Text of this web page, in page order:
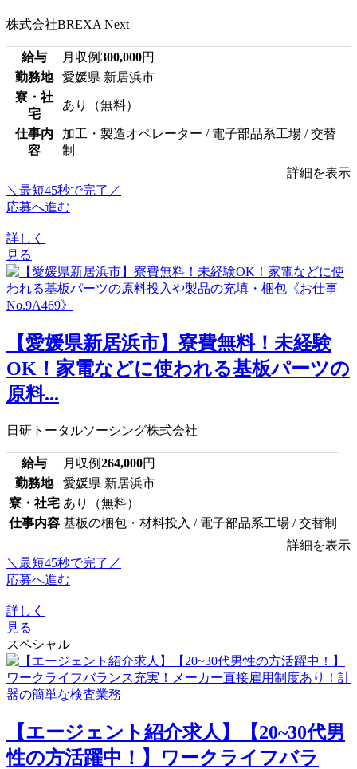
株式会社BREXA Next
給与 月収例300,000円
勤務地
愛媛県 新居浜市
寮・社
宅
あり（無料）
仕事内
容
加工・製造オペレーター / 電子部品系工場 / 交替
制
詳細を表示
＼最短45秒で完了／
応募へ進む
詳しく
見る
【愛媛県新居浜市】寮費無料！未経験
OK！家電などに使われる基板パーツの
原料...
日研トータルソーシング株式会社
給与 月収例264,000円
勤務地
愛媛県 新居浜市
寮・社宅 あり（無料）
仕事内容 基板の梱包・材料投入 / 電子部品系工場 / 交替制
詳細を表示
＼最短45秒で完了／
応募へ進む
詳しく
見る
スペシャル
【エージェント紹介求人】【20~30代男
性の方活躍中！】ワークライフバラ